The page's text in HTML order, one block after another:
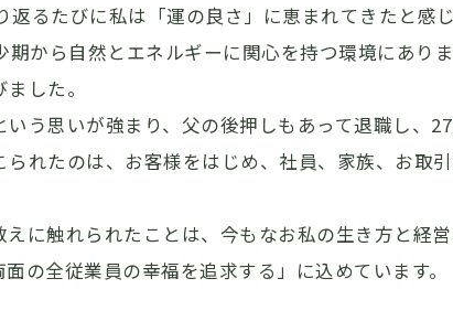
るたびに私は「運の良さ」に恵まれてきたと感
から自然とエネルギーに関心を持つ環境にあり
した。
う思いが強まり、父の後押しもあって退職し、
れたのは、お客様をはじめ、社員、家族、お取
に触れられたことは、今もなお私の生き方と経
の全従業員の幸福を追求する」に込めています。